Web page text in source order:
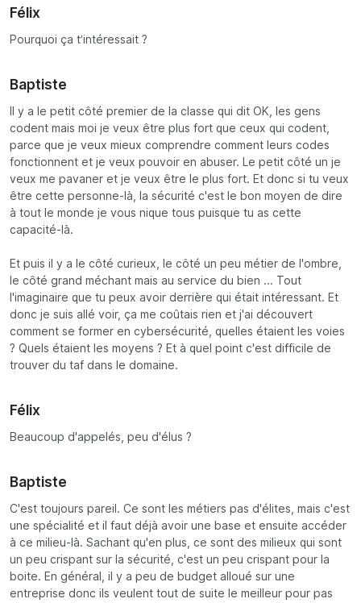
Félix
Pourquoi ça t’intéressait ?
Baptiste
Il y a le petit côté premier de la classe qui dit OK, les gens
codent mais moi je veux être plus fort que ceux qui codent,
parce que je veux mieux comprendre comment leurs codes
fonctionnent et je veux pouvoir en abuser. Le petit côté un je
veux me pavaner et je veux être le plus fort. Et donc si tu veux
être cette personne-là, la sécurité c'est le bon moyen de dire
à tout le monde je vous nique tous puisque tu as cette
capacité-là.
Et puis il y a le côté curieux, le côté un peu métier de l'ombre,
le côté grand méchant mais au service du bien ... Tout
l'imaginaire que tu peux avoir derrière qui était intéressant. Et
donc je suis allé voir, ça me coûtais rien et j'ai découvert
comment se former en cybersécurité, quelles étaient les voies
? Quels étaient les moyens ? Et à quel point c'est difficile de
trouver du taf dans le domaine.
Félix
Beaucoup d'appelés, peu d'élus ?
Baptiste
C'est toujours pareil. Ce sont les métiers pas d'élites, mais c'est
une spécialité et il faut déjà avoir une base et ensuite accéder
à ce milieu-là. Sachant qu'en plus, ce sont des milieux qui sont
un peu crispant sur la sécurité, c'est un peu crispant pour la
boite. En général, il y a peu de budget alloué sur une
entreprise donc ils veulent tout de suite le meilleur pour pas